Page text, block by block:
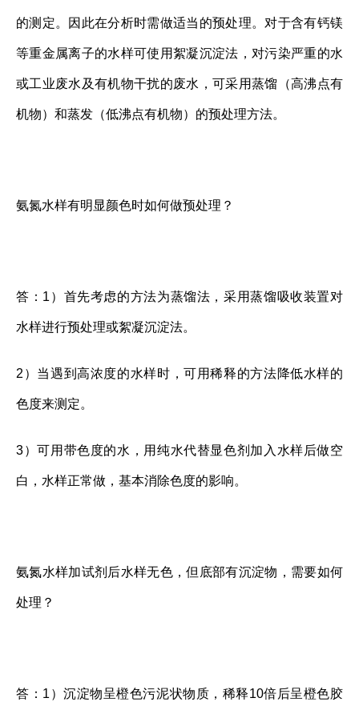
的测定。因此在分析时需做适当的预处理。对于含有钙镁
等重金属离子的水样可使用絮凝沉淀法，对污染严重的水
或工业废水及有机物干扰的废水，可采用蒸馏（高沸点有
机物）和蒸发（低沸点有机物）的预处理方法。
氨氮水样有明显颜色时如何做预处理？
答：1）首先考虑的方法为蒸馏法，采用蒸馏吸收装置对
水样进行预处理或絮凝沉淀法。
2）当遇到高浓度的水样时，可用稀释的方法降低水样的
色度来测定。
3）可用带色度的水，用纯水代替显色剂加入水样后做空
白，水样正常做，基本消除色度的影响。
氨氮水样加试剂后水样无色，但底部有沉淀物，需要如何
处理？
答：1）沉淀物呈橙色污泥状物质，稀释10倍后呈橙色胶